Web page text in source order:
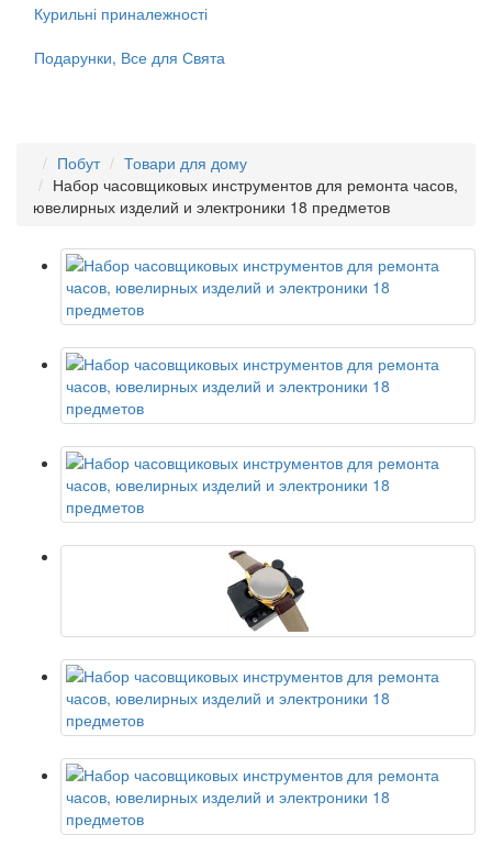
Курильні приналежності
Подарунки, Все для Свята
Побут
Товари для дому
Набор часовщиковых инструментов для ремонта часов,
ювелирных изделий и электроники 18 предметов